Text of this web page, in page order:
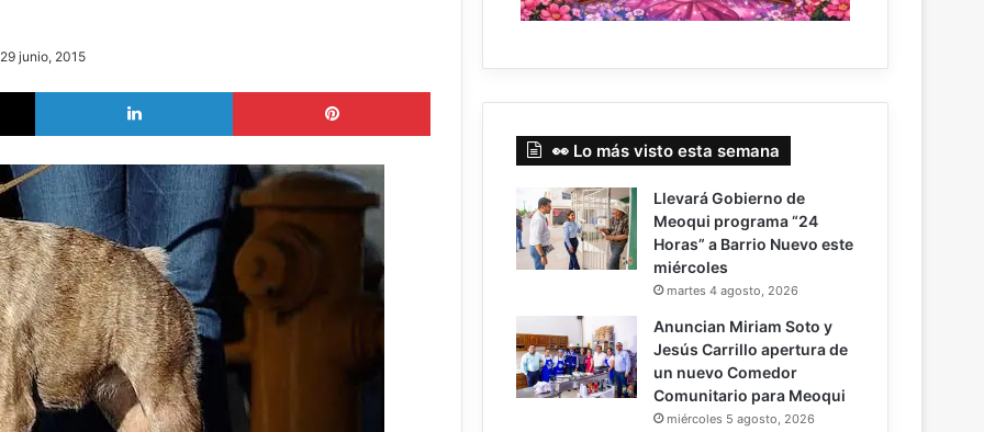
junio, 2015
X LinkedIn
👀 Lo más visto esta semana
Llevará Gobierno de
Meoqui programa “24
Horas” a Barrio Nuevo este
miércoles
martes 4 agosto, 2026
Anuncian Miriam Soto y
Jesús Carrillo apertura de
un nuevo Comedor
Comunitario para Meoqui
miércoles 5 agosto, 2026